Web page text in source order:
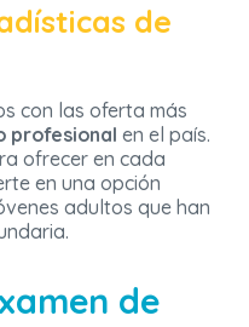
de
con las oferta más
profesional en el país.
ofrecer en cada
en una opción
adultos que han
de